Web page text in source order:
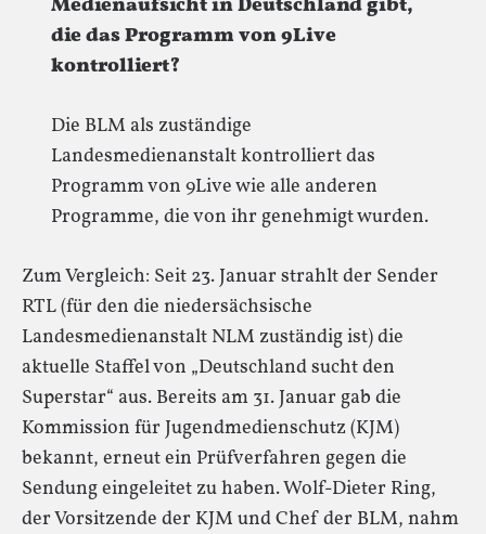
Medienaufsicht in Deutschland gibt,
die das Programm von 9Live
kontrolliert?
Die BLM als zuständige
Landesmedienanstalt kontrolliert das
Programm von 9Live wie alle anderen
Programme, die von ihr genehmigt wurden.
Zum Vergleich: Seit 23. Januar strahlt der Sender
RTL (für den die niedersächsische
Landesmedienanstalt NLM zuständig ist) die
aktuelle Staffel von „Deutschland sucht den
Superstar“ aus. Bereits am 31. Januar gab die
Kommission für Jugendmedienschutz (KJM)
bekannt, erneut ein Prüfverfahren gegen die
Sendung eingeleitet zu haben. Wolf-Dieter Ring,
der Vorsitzende der KJM und Chef der BLM, nahm